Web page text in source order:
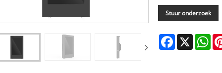
Stuur onderzoek
Facebook
X